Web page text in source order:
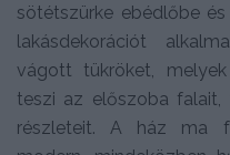
sötétszürke ebédlőbe
lakásdekorációt
vágott tükröket,
teszi az előszoba falait,
részleteit. A ház ma